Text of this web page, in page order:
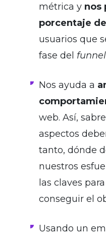
métrica y nos
porcentaje
usuarios que
fase del funnel
Nos ayuda a
web. Así,
aspectos
tanto, dónde
nuestros
las claves
conseguir el
Usando un